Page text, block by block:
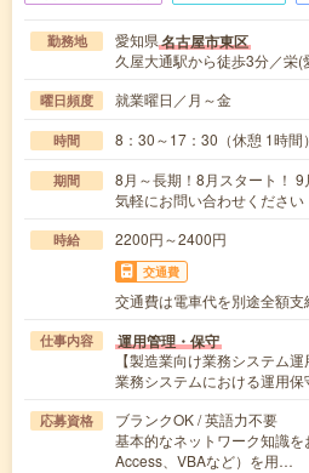
勤務地 愛知県名古屋市東区
久屋大通駅から徒歩3分／栄
曜日頻度 就業曜日／月～金
時間 8：30～17：30（休憩 1時間）
期間
8月～長期！8月スタート！
気軽にお問い合わせください
時給 2200円～2400円
交通費
交通費は電車代を別途全額支
仕事内容 運用管理・保守
【製造業向け業務システム
業務システムにおける運用
応募資格
ブランクOK / 英語力不要
基本的なネットワーク知識を
Access、VBAなど）を用…